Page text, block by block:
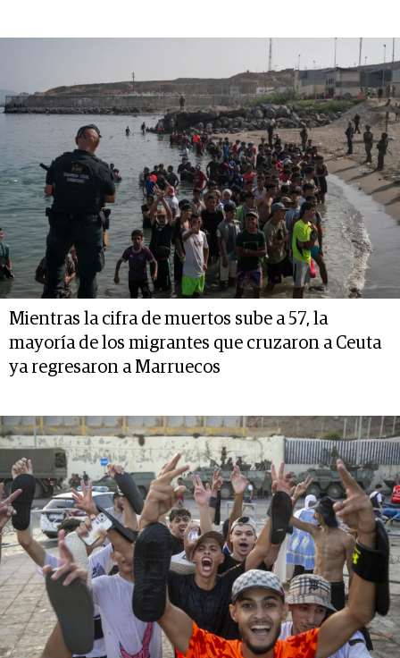
Mientras la cifra de muertos sube a 57, la
mayoría de los migrantes que cruzaron a Ceuta
ya regresaron a Marruecos